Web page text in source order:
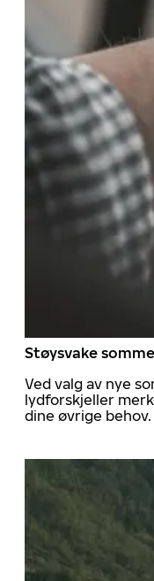
Støysvake
Ved valg av nye
lydforskjeller
dine øvrige behov.